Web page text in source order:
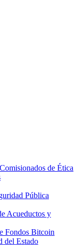
de Ética
Pública
Acueductos y
Fondos Bitcoin
del Estado